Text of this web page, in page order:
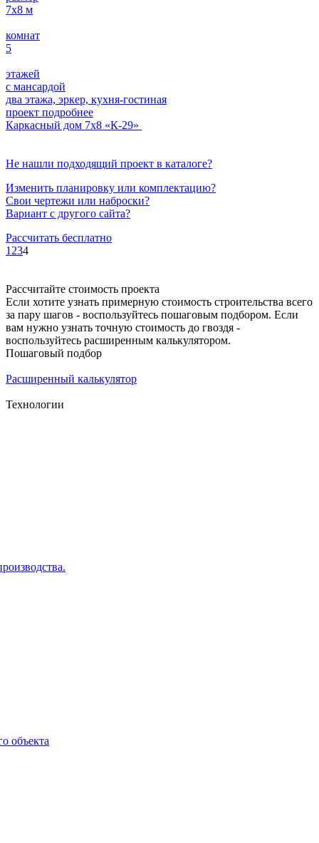
7х8 м
комнат
5
этажей
с мансардой
два этажа, эркер, кухня-гостиная
проект подробнее
Каркасный дом 7х8 «К-29»
Не нашли подходящий проект в каталоге?
Изменить планировку или комплектацию?
Свои чертежи или наброски?
Вариант с другого сайта?
Рассчитать бесплатно
1 234
Рассчитайте стоимость проекта
Если хотите узнать примерную стоимость строительства всего
за пару шагов - воспользуйтесь пошаговым подбором. Если
вам нужно узнать точную стоимость до гвоздя -
воспользуйтесь расширенным калькулятором.
Пошаговый подбор
Расширенный калькулятор
Технологии
объекта